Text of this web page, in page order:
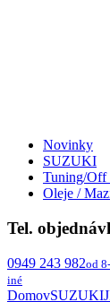
Novinky
SUZUKI
Tuning/Off
Oleje /
Tel.
0949 243 982od
iné
DomovSUZUKI